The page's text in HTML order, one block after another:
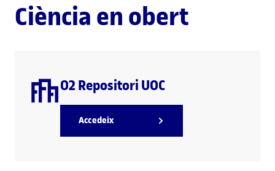
Ciència en obert
O2 Repositori UOC
Accedeix